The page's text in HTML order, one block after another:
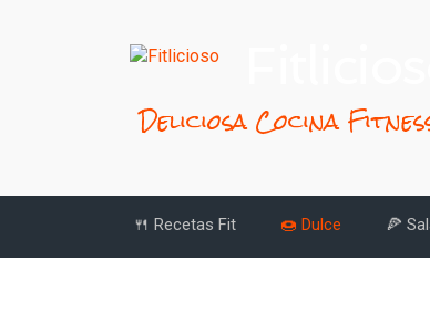
Deliciosa Cocina
🍴 Recetas Fit 🍩 Dulce 🍕